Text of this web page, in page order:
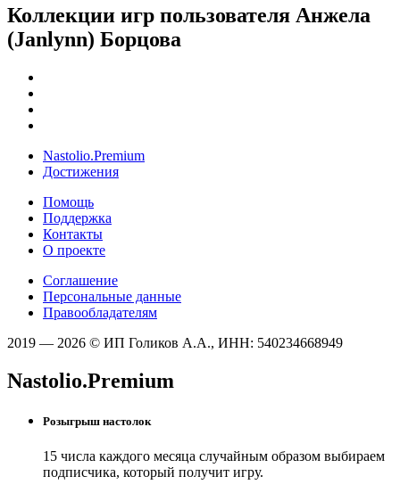
Коллекции игр пользователя Анжела
(Janlynn) Борцова
Nastolio.Premium
Достижения
Помощь
Поддержка
Контакты
О проекте
Соглашение
Персональные данные
Правообладателям
2019 — 2026 © ИП Голиков А.А., ИНН: 540234668949
Nastolio.Premium
Розыгрыш настолок
15 числа каждого месяца случайным образом выбираем
подписчика, который получит игру.